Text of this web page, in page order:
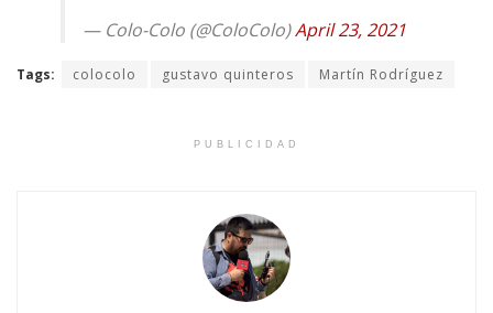
— Colo-Colo (@ColoColo)April 23, 2021
Tags: colocolo gustavo quinteros Martín Rodríguez
PUBLICIDAD